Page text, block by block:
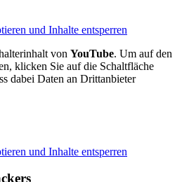
und Inhalte entsperren
von YouTube. Um auf den
klicken Sie auf die Schaltfläche
dabei Daten an Drittanbieter
und Inhalte entsperren